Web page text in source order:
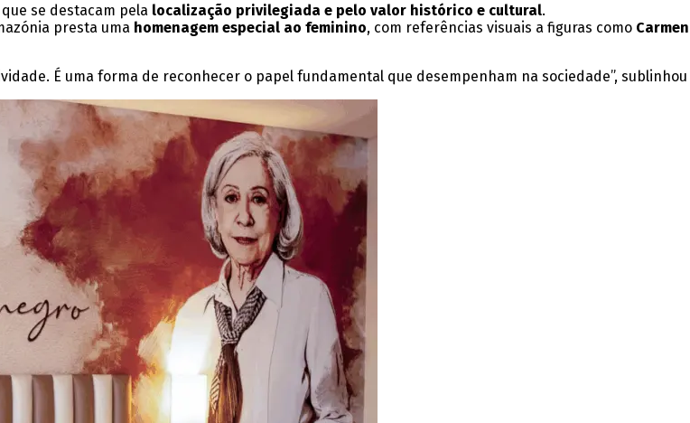
se destacam pela localização privilegiada e pelo valor histórico e cultural.
presta uma homenagem especial ao feminino, com referências visuais a figuras como
É uma forma de reconhecer o papel fundamental que desempenham na sociedade”,